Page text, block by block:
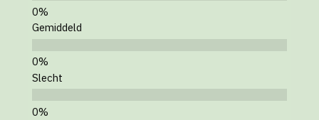
Gemiddeld
Slecht